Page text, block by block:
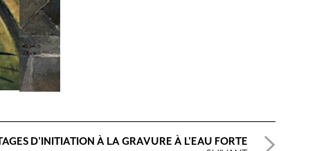
D’INITIATION À LA GRAVURE À L’EAU FORTE